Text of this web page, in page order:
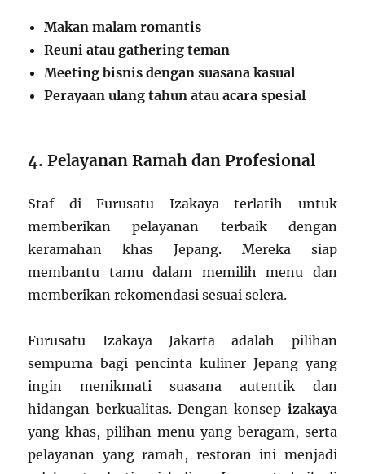
Makan malam romantis
Reuni atau gathering teman
Meeting bisnis dengan suasana kasual
Perayaan ulang tahun atau acara spesial
4. Pelayanan Ramah dan Profesional
Staf di Furusatu Izakaya terlatih untuk
memberikan pelayanan terbaik dengan
keramahan khas Jepang. Mereka siap
membantu tamu dalam memilih menu dan
memberikan rekomendasi sesuai selera.
Furusatu Izakaya Jakarta adalah pilihan
sempurna bagi pencinta kuliner Jepang yang
ingin menikmati suasana autentik dan
hidangan berkualitas. Dengan konsep izakaya
yang khas, pilihan menu yang beragam, serta
pelayanan yang ramah, restoran ini menjadi